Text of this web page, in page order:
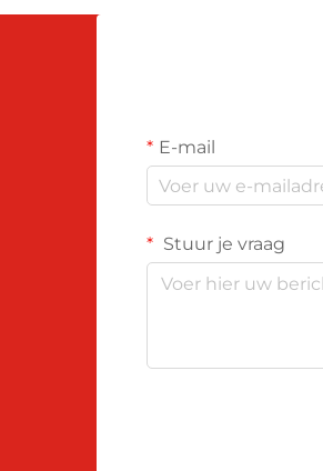
E-mail
Stuur je vraag